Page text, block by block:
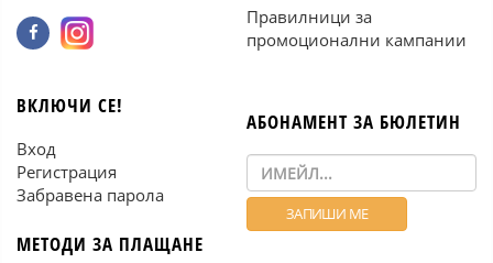
Правилници за
промоционални кампании
ВКЛЮЧИ СЕ!
Вход
Регистрация
Забравена парола
МЕТОДИ ЗА ПЛАЩАНЕ
АБОНАМЕНТ ЗА БЮЛЕТИН